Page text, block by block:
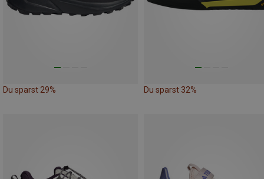
Du sparst 29% Du sparst 32%